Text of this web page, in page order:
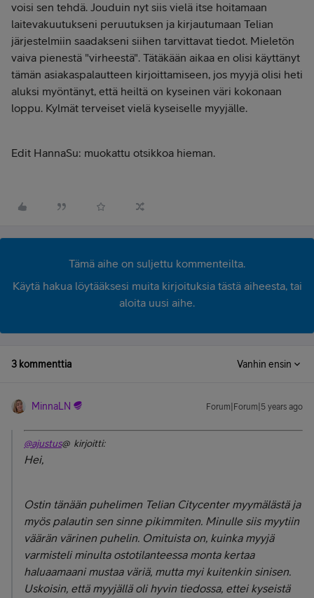
voisi sen tehdä. Jouduin nyt siis vielä itse hoitamaan
laitevakuutukseni peruutuksen ja kirjautumaan Telian
järjestelmiin saadakseni siihen tarvittavat tiedot. Mieletön
vaiva pienestä "virheestä". Tätäkään aikaa en olisi käyttänyt
tämän asiakaspalautteen kirjoittamiseen, jos myyjä olisi heti
aluksi myöntänyt, että heiltä on kyseinen väri kokonaan
loppu. Kylmät terveiset vielä kyseiselle myyjälle.
Edit HannaSu: muokattu otsikkoa hieman.
Tämä aihe on suljettu kommenteilta.
Käytä hakua löytääksesi muita kirjoituksia tästä aiheesta, tai
aloita uusi aihe.
3 kommenttia Vanhin ensin
MinnaLN Forum|Forum|5 years ago
@ajustus@ kirjoitti:
Hei,
Ostin tänään puhelimen Telian Citycenter myymälästä ja
myös palautin sen sinne pikimmiten. Minulle siis myytiin
väärän värinen puhelin. Omituista on, kuinka myyjä
varmisteli minulta ostotilanteessa monta kertaa
haluaamaani mustaa väriä, mutta myi kuitenkin sinisen.
Uskoisin, että myyjällä oli hyvin tiedossa, ettei kyseistä